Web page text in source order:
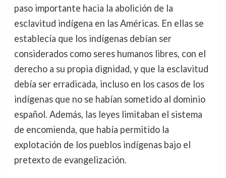
paso importante hacia la abolición de la
esclavitud indígena en las Américas. En ellas se
establecía que los indígenas debían ser
considerados como seres humanos libres, con el
derecho a su propia dignidad, y que la esclavitud
debía ser erradicada, incluso en los casos de los
indígenas que no se habían sometido al dominio
español. Además, las leyes limitaban el sistema
de encomienda, que había permitido la
explotación de los pueblos indígenas bajo el
pretexto de evangelización.